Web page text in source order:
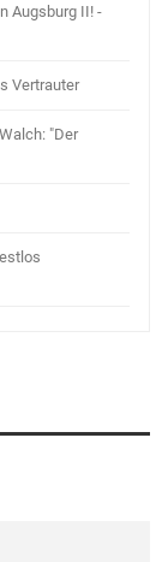
Augsburg II! -
Vertrauter
"Der